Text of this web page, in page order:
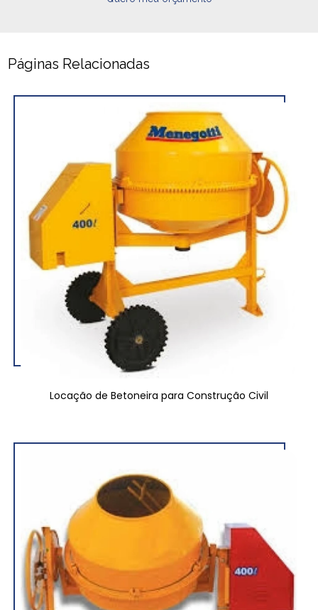
Páginas Relacionadas
Locação de Betoneira para Construção Civil